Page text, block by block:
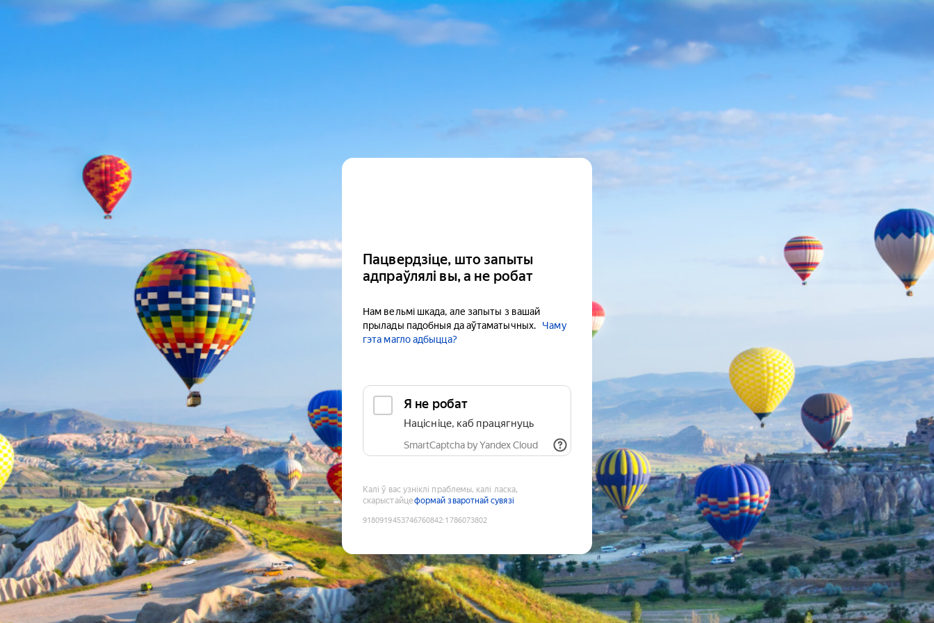
Пацвердзіце, што запыты
адпраўлялі вы, а не робат
Нам вельмі шкада, але запыты з вашай
прылады падобныя да аўтаматычных.
Чаму
гэта магло адбыцца?
Я не робат
Націсніце, каб працягнуць
SmartCaptcha by Yandex Cloud
Калі ў вас узніклі праблемы, калі ласка,
скарыстайцеформай зваротнай сувязі
9180919453746760842:1786073802